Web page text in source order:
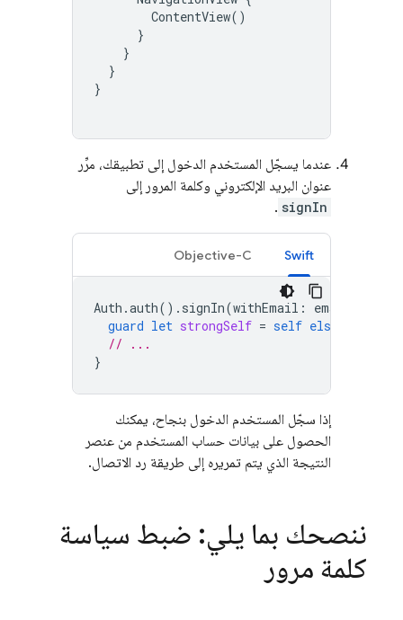
ContentView()
}
}
}
}
عندما يسجّل المستخدم الدخول إلى تطبيقك، مرِّر
عنوان البريد الإلكتروني وكلمة المرور إلى
signIn
.
Swift
Objective-C
Auth .auth(). signIn(withEmail : email
guard let strongSelf = self else
// ...
}
إذا سجّل المستخدم الدخول بنجاح، يمكنك
الحصول على بيانات حساب المستخدم من عنصر
النتيجة الذي يتم تمريره إلى طريقة رد الاتصال.
ننصحك بما يلي: ضبط سياسة
كلمة مرور